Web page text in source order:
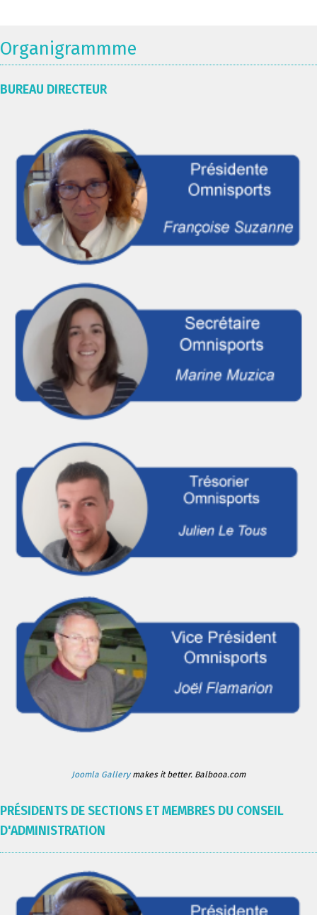
Organigrammme
BUREAU DIRECTEUR
Joomla Gallerymakes it better. Balbooa.com
PRÉSIDENTS DE SECTIONS ET MEMBRES DU CONSEIL
D'ADMINISTRATION